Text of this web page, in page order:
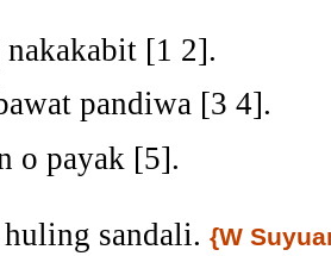
[1 2].
pandiwa [3 4].
o payak [5].
sandali. {W